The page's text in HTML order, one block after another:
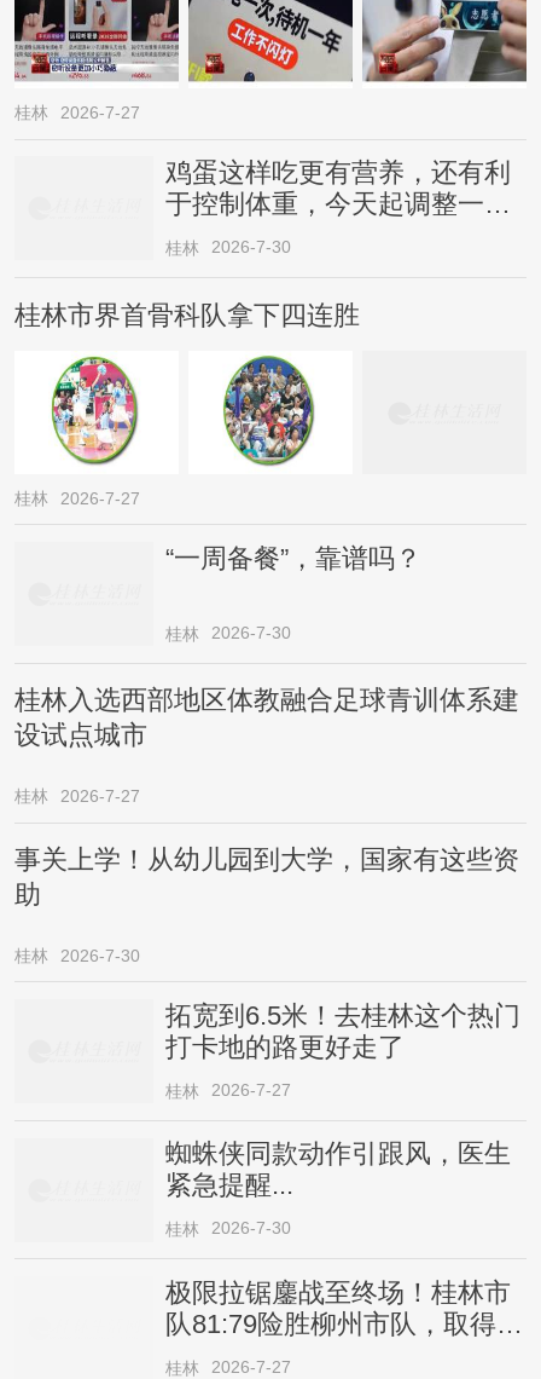
桂林 2026-7-27
鸡蛋这样吃更有营养，还有利
于控制体重，今天起调整一下
→
桂林 2026-7-30
桂林市界首骨科队拿下四连胜
桂林 2026-7-27
“一周备餐”，靠谱吗？
桂林 2026-7-30
桂林入选西部地区体教融合足球青训体系建
设试点城市
桂林 2026-7-27
事关上学！从幼儿园到大学，国家有这些资
助
桂林 2026-7-30
拓宽到6.5米！去桂林这个热门
打卡地的路更好走了
桂林 2026-7-27
蜘蛛侠同款动作引跟风，医生
紧急提醒...
桂林 2026-7-30
极限拉锯鏖战至终场！桂林市
队81:79险胜柳州市队，取得四
连胜
桂林 2026-7-27